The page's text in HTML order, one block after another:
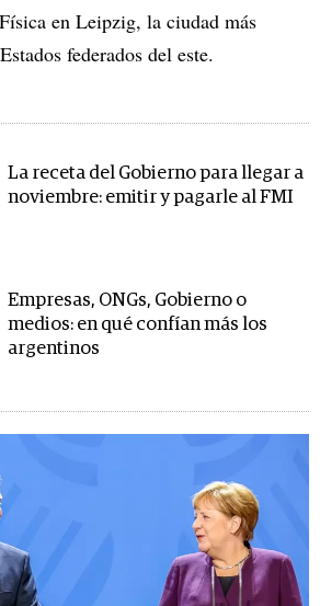
en Leipzig, la ciudad más
federados del este.
La receta del Gobierno para llegar a
noviembre: emitir y pagarle al FMI
Empresas, ONGs, Gobierno o
medios: en qué confían más los
argentinos